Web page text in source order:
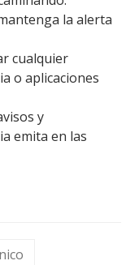
la alerta
cualquier
o aplicaciones
y
emita en las